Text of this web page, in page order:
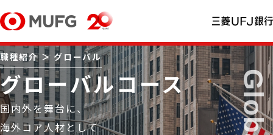
職種紹介 ＞ グローバル
グローバルコース
国内外を舞台に、
海外コア人材として